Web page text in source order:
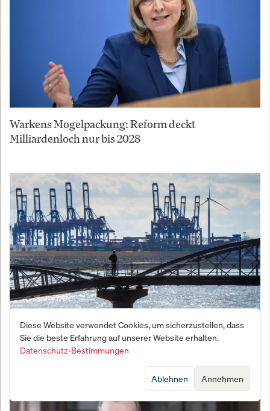
Warkens Mogelpackung: Reform deckt
Milliardenloch nur bis 2028
Wirtschaftsaufschwung in Deutschland: Neue
Chancen für Investoren
Diese Website verwendet Cookies, um sicherzustellen, dass
Sie die beste Erfahrung auf unserer Website erhalten.
Datenschutz-Bestimmungen
Annehmen
Ablehnen